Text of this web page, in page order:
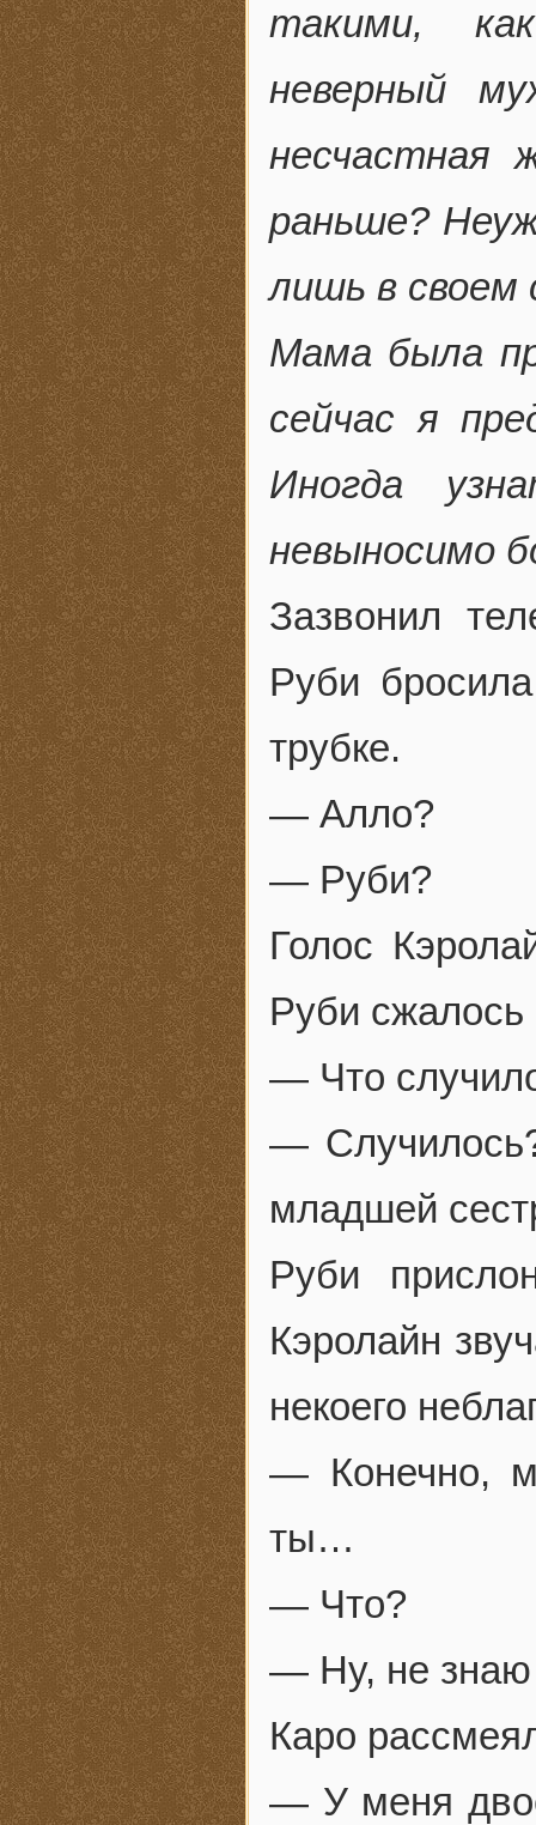
такими,
неверный
несчастная
раньше?
лишь в своем
Мама была
сейчас я
Иногда
невыносимо
Зазвонил
Руби
трубке.
— Алло?
— Руби?
Голос
Руби сжалось
— Что
—
младшей
Руби
Кэролайн
некоего
— Конечно,
ты…
— Что?
— Ну, не
Каро
— У меня